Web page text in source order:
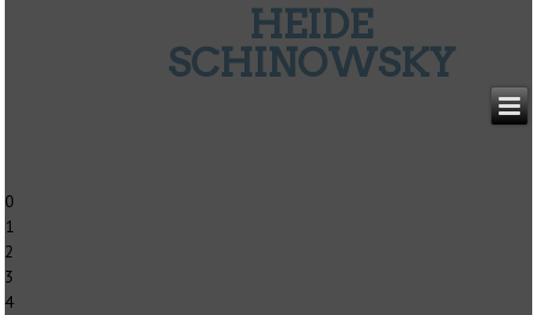
HEIDE
SCHINOWSKY
0
1
2
3
4